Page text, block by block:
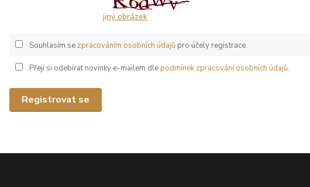
jiný obrázek
Souhlasím se zpracováním osobních údajůpro účely registrace.
Přeji si odebírat novinky e-mailem dlepodmínek zpracování osobních údajů.
Registrovat se